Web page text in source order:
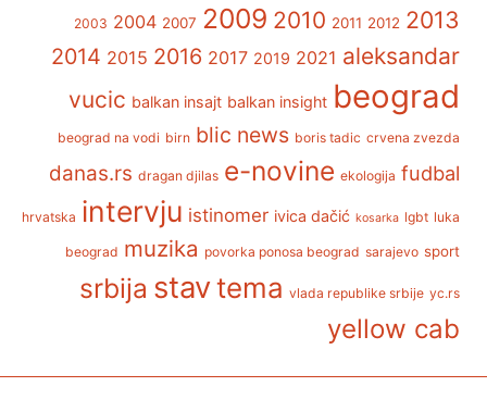
2003 2004 2007 2009 2010 2011 2012 2013
2014 2015 2016 2017 2019 2021 aleksandar
vucic balkan insajt balkan insight beograd
beograd na vodi birn blic news boris tadic crvena zvezda
danas.rs dragan djilas e-novine ekologija fudbal
hrvatska intervju istinomer ivica dačić kosarka lgbt luka
beograd muzika povorka ponosa beograd sarajevo sport
srbija stavtema vlada republike srbije yc.rs
yellow cab